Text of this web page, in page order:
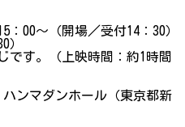
00～（開場／受付14：30）
）
す。（上映時間：約1時間
ンマダンホール（東京都新